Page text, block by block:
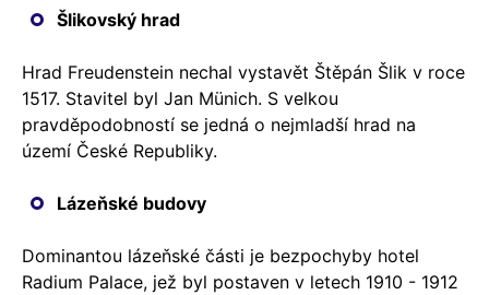
Šlikovský hrad
Hrad Freudenstein nechal vystavět Štěpán Šlik v roce
1517. Stavitel byl Jan Münich. S velkou
pravděpodobností se jedná o nejmladší hrad na
území České Republiky.
Lázeňské budovy
Dominantou lázeňské části je bezpochyby hotel
Radium Palace, jež byl postaven v letech 1910 - 1912